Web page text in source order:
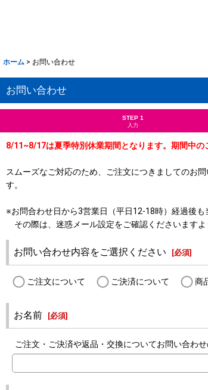
ホーム > お問い合わせ
お問い合わせ
STEP 1
入力
8/11~8/17は夏季特別休業期間となります。期間中の
スムーズなご対応のため、ご注文につきましてのお
す。
※お問合わせ日から3営業日（平日12-18時）経過後
その際は、迷惑メール設定をご確認くださいますよ
お問い合わせ内容をご選択ください [必須]
ご注文について ご決済について 商
お名前 [必須]
ご注文・ご決済や返品・交換についてお問い合わ